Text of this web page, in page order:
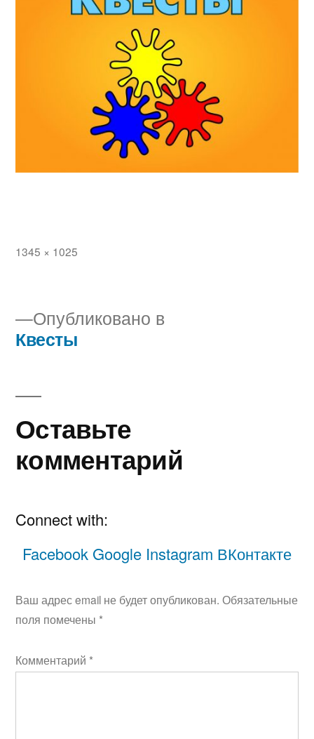
Полный
1345 × 1025
Навигация
записям
Опубликовано в
Квесты
Оставьте
комментарий
Connect with:
Facebook Google Instagram ВКонтакте
Ваш адрес email не будет опубликован. Обязательные
поля помечены *
Комментарий *